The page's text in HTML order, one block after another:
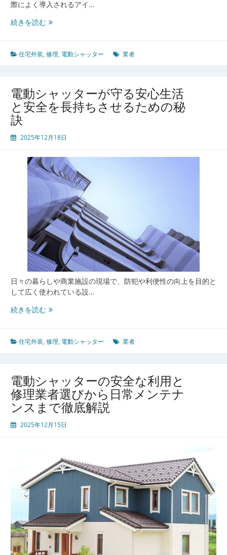
際によく導入されるアイ…
続きを読む電
ャ
ッ
の
故
防
安
全
性
を
高
め
る
メ
ン
テ
ナ
ン
ス
と
業
用
法
住宅外装,修理, 電動シャッター 業者
電動シャッターが守る安心生活
と安全を長持ちさせるための秘
訣
2025年12月18日
日々の暮らしや商業施設の現場で、防犯や利便性の向上を目的と
して広く使われている設…
続きを読む電
ャ
ッ
が
守
る
心
安
全
を
長
持
ち
さ
せ
住宅外装,修理, 電動シャッター 業者
電動シャッターの安全な利用と
修理業者選びから日常メンテナ
ンスまで徹底解説
2025年12月15日